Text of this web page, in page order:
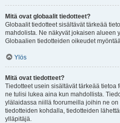
Mitä ovat globaalit tiedotteet?
Globaalit tiedotteet sisältävät tärkeää
mahdolista. Ne näkyvät jokaisen alueen
Globaalien tiedotteiden oikeudet
Ylös
Mitä ovat tiedotteet?
Tiedotteet usein sisältävät tärkeää tietoa
ne tulisi lukea aina kun mahdollista.
ylälaidassa niillä foorumeilla joihin ne on
tiedotteiden kohdalla, tiedotteiden
ylläpitäjä.